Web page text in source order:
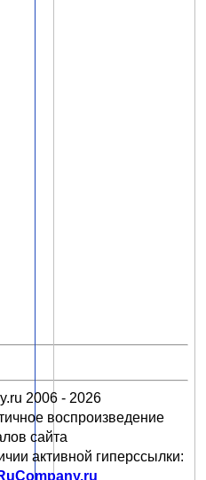
2006 - 2026
воспроизведение
сайта
активной гиперссылки: